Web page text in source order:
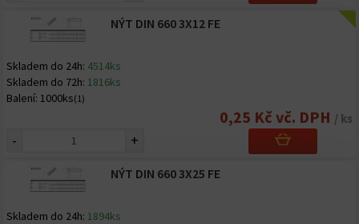
NÝT DIN 660 3X12 FE
Skladem do 24h: 4514ks
Skladem do 72h: 1816ks
Balení: 1000ks(1)
0,25 Kč vč. DPH / ks
- +
NÝT DIN 660 3X25 FE
Skladem do 24h: 1894ks